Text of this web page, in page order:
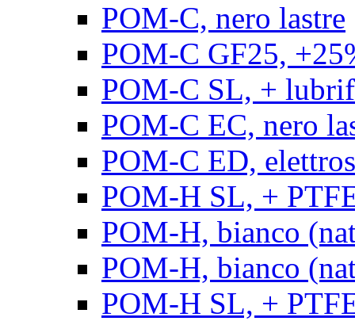
POM-C, nero lastre
POM-C GF25,
POM-C SL, +
POM-C EC, nero
POM-C ED,
POM-H SL, +
POM-H, bianco
POM-H, bianco
POM-H SL, +